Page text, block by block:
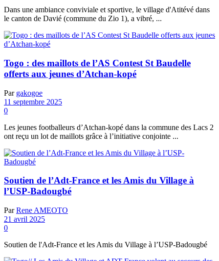
Dans une ambiance conviviale et sportive, le village d'Atitévé dans
le canton de Davié (commune du Zio 1), a vibré, ...
Togo : des maillots de l’AS Contest St Baudelle
offerts aux jeunes d’Atchan-kopé
Par gakogoe
11 septembre 2025
0
Les jeunes footballeurs d’Atchan-kopé dans la commune des Lacs 2
ont reçu un lot de maillots grâce à l’initiative conjointe ...
Soutien de l’Adt-France et les Amis du Village à
l’USP-Badougbé
Par Rene AMEOTO
21 avril 2025
0
Soutien de l'Adt-France et les Amis du Village à l’USP-Badougbé